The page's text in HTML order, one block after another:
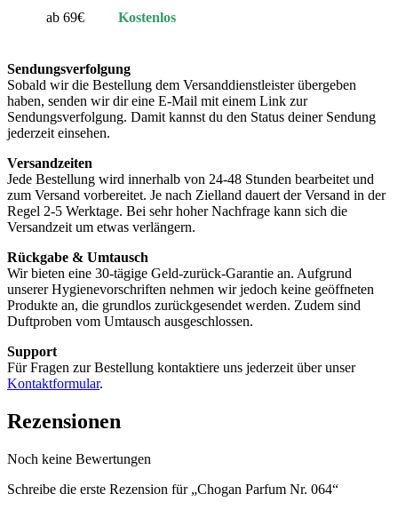
ab 69€ Kostenlos
Sendungsverfolgung
Sobald wir die Bestellung dem Versanddienstleister übergeben
haben, senden wir dir eine E-Mail mit einem Link zur
Sendungsverfolgung. Damit kannst du den Status deiner Sendung
jederzeit einsehen.
Versandzeiten
Jede Bestellung wird innerhalb von 24-48 Stunden bearbeitet und
zum Versand vorbereitet. Je nach Zielland dauert der Versand in der
Regel 2-5 Werktage. Bei sehr hoher Nachfrage kann sich die
Versandzeit um etwas verlängern.
Rückgabe & Umtausch
Wir bieten eine 30-tägige Geld-zurück-Garantie an. Aufgrund
unserer Hygienevorschriften nehmen wir jedoch keine geöffneten
Produkte an, die grundlos zurückgesendet werden. Zudem sind
Duftproben vom Umtausch ausgeschlossen.
Support
Für Fragen zur Bestellung kontaktiere uns jederzeit über unser
Kontaktformular.
Rezensionen
Noch keine Bewertungen
Schreibe die erste Rezension für „Chogan Parfum Nr. 064“